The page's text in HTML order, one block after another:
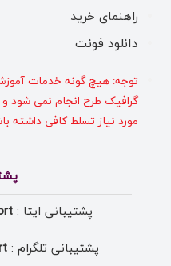
راهنمای خرید
دانلود فونت
توجه: هیچ گونه خدمات
گرافیک طرح انجام نمی شود و
مورد نیاز تسلط کافی داشته
پشتیبانی ایتا :
پشتیبانی تلگرام :